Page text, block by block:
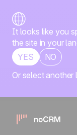
It looks like you
the site in your
YES
NO
Or select another